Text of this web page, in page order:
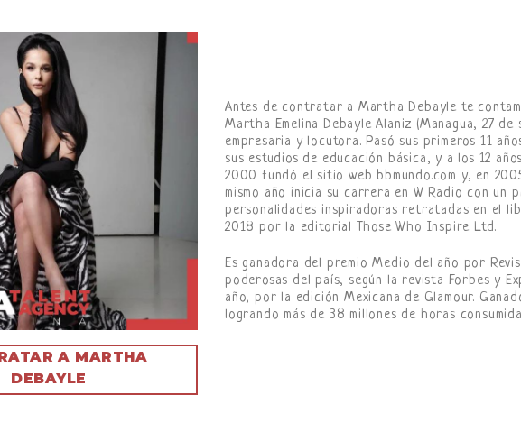
A MARTHA
DEBAYLE
Antes de contratar a Martha Debayle te
Martha Emelina Debayle Alaniz (Managua, 27
empresaria y locutora. Pasó sus primeros 11
sus estudios de educación básica, y a los 12
2000 fundó el sitio web bbmundo.com y, en
mismo año inicia su carrera en W Radio con un
personalidades inspiradoras retratadas en el
2018 por la editorial Those Who Inspire Ltd.
Es ganadora del premio Medio del año por
poderosas del país, según la revista Forbes y
año, por la edición Mexicana de Glamour.
logrando más de 38 millones de horas